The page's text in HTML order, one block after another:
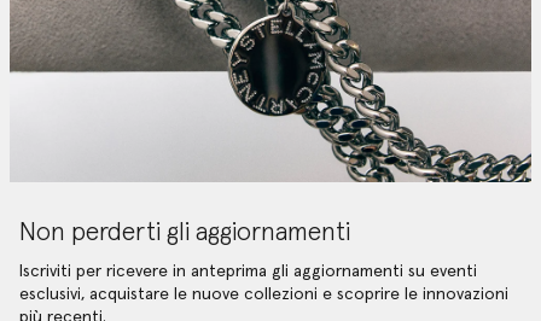
Non perderti gli aggiornamenti
Iscriviti per ricevere in anteprima gli aggiornamenti su eventi
esclusivi, acquistare le nuove collezioni e scoprire le innovazioni
più recenti.